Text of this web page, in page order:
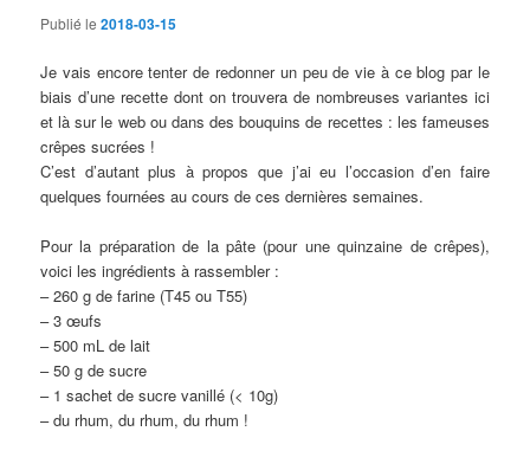
Publié le2018-03-15
Je vais encore tenter de redonner un peu de vie à ce blog par le
biais d’une recette dont on trouvera de nombreuses variantes ici
et là sur le web ou dans des bouquins de recettes : les fameuses
crêpes sucrées !
C’est d’autant plus à propos que j’ai eu l’occasion d’en faire
quelques fournées au cours de ces dernières semaines.
Pour la préparation de la pâte (pour une quinzaine de crêpes),
voici les ingrédients à rassembler :
– 260 g de farine (T45 ou T55)
– 3 œufs
– 500 mL de lait
– 50 g de sucre
– 1 sachet de sucre vanillé (< 10g)
– du rhum, du rhum, du rhum !